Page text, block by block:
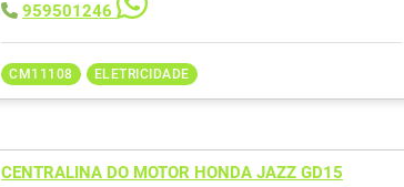
959501246
CM11108 ELETRICIDADE
CENTRALINA DO MOTOR HONDA JAZZ GD15